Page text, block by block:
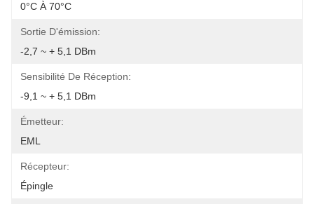
0°C À 70°C
Sortie D'émission:
-2,7 ~ + 5,1 DBm
Sensibilité De Réception:
-9,1 ~ + 5,1 DBm
Émetteur:
EML
Récepteur:
Épingle